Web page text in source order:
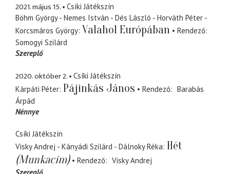
2021. május 15.
Csíki Játékszín
Böhm György - Nemes István - Dés László - Horváth Péter -
Korcsmáros György Valahol Európában
Rendező
Somogyi Szilárd
Szereplő
2020. október 2.
Csíki Játékszín
Kárpáti Péter Pájinkás János Rendező
Barabás
Árpád
Nénnye
Csíki Játékszín
Visky Andrej - Kányádi Szilárd - Dálnoky Réka Hét
(Munkacím)
Rendező
Visky Andrej